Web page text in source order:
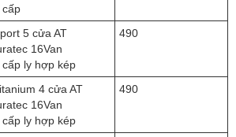
5 cửa AT
16Van
ly hợp kép
490
4 cửa AT
16Van
ly hợp kép
490